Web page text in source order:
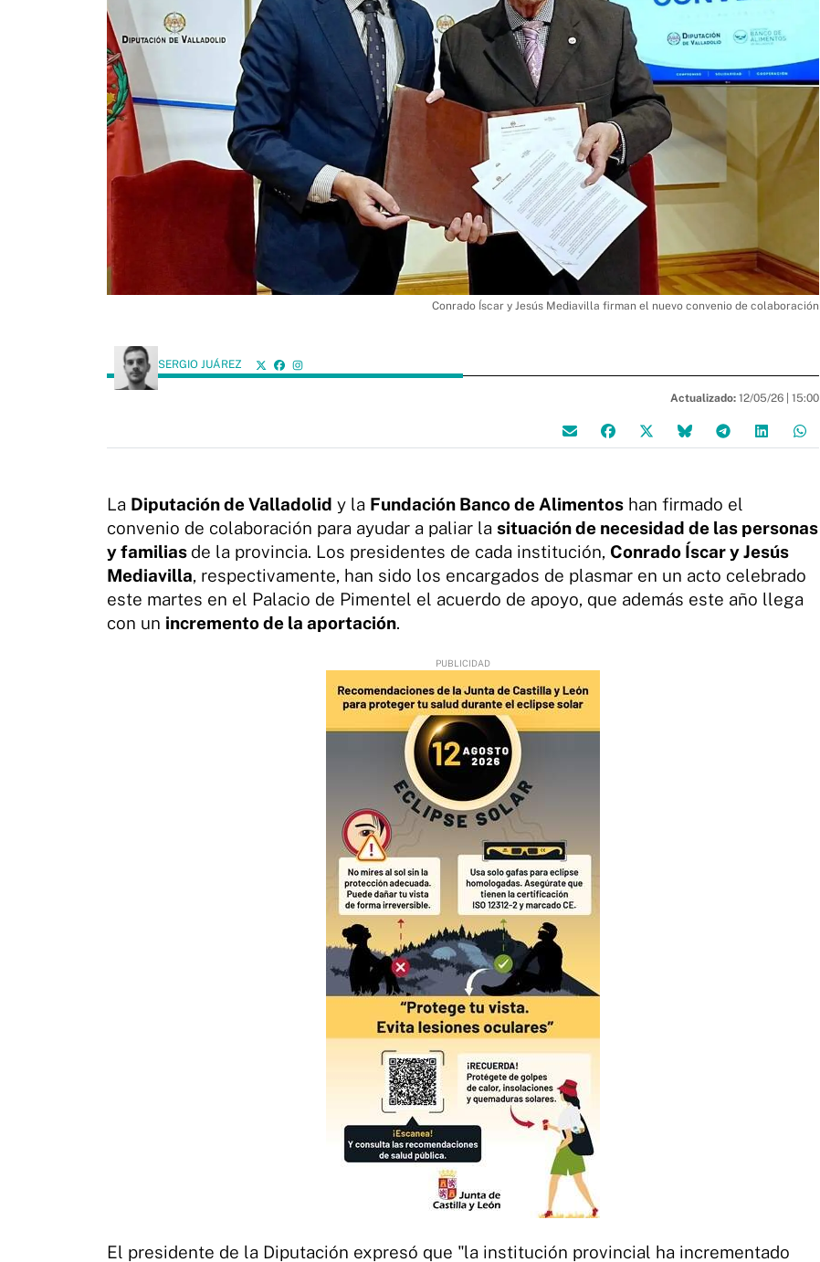
Conrado Íscar y Jesús Mediavilla firman el nuevo convenio de colaboración
SERGIO JUÁREZ
Actualizado: 12/05/26 | 15:00
La Diputación de Valladolid y la Fundación Banco de Alimentos han firmado el
convenio de colaboración para ayudar a paliar la situación de necesidad de las personas
y familias de la provincia. Los presidentes de cada institución, Conrado Íscar y Jesús
Mediavilla, respectivamente, han sido los encargados de plasmar en un acto celebrado
este martes en el Palacio de Pimentel el acuerdo de apoyo, que además este año llega
con un incremento de la aportación.
El presidente de la Diputación expresó que "la institución provincial ha incrementado